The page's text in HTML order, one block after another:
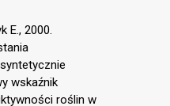
E., 2000.
wskaźnik
roślin w